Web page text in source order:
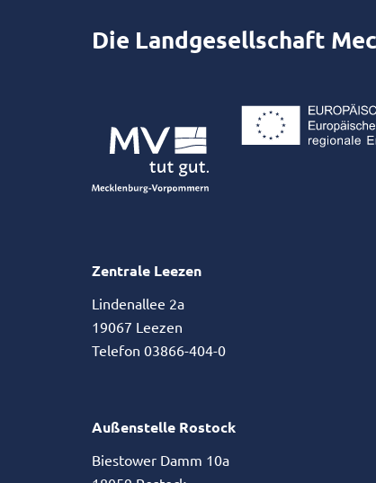
Die Landgesellschaft
Zentrale Leezen
Lindenallee 2a
19067 Leezen
Telefon 03866-404-0
Außenstelle Rostock
Biestower Damm 10a